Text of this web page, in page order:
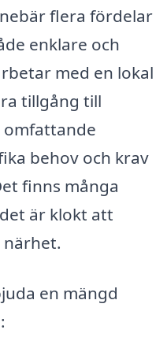
flera fördelar
enklare och
med en lokal
tillgång till
omfattande
behov och krav
finns många
är klokt att
närhet.
en mängd